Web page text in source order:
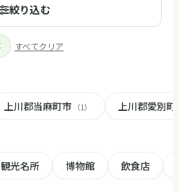
絞り込む
すべてクリア
上川郡当麻町市 （1） 上川郡愛別町
観光名所 博物館 飲食店